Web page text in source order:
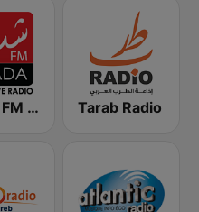
Chada FM (شدى فم) Tarab Radio